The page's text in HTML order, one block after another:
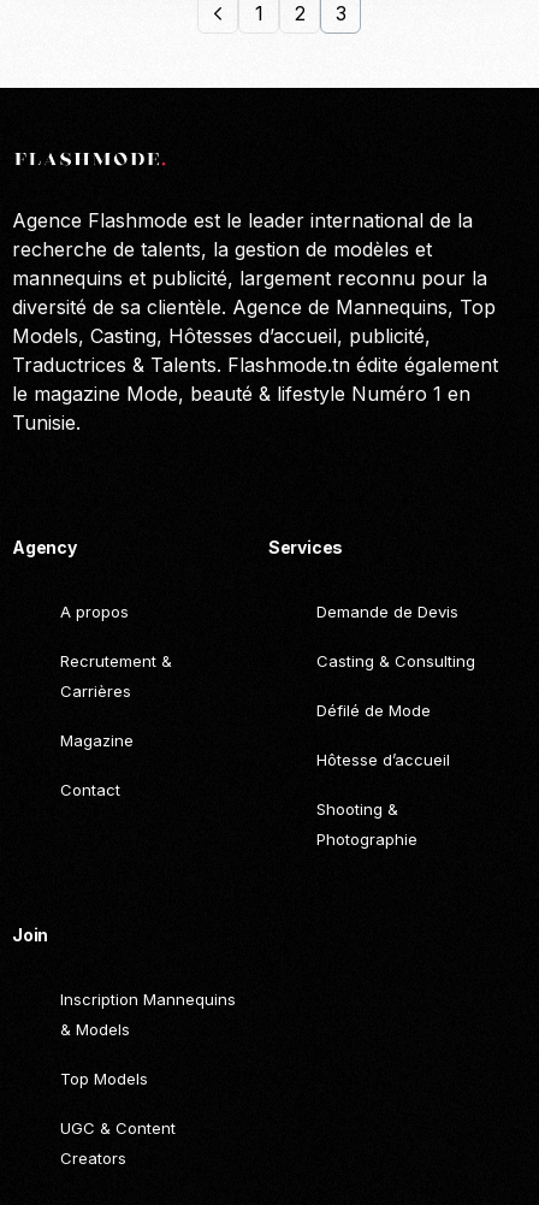
1 2 3
Agence Flashmode est le leader international de la
recherche de talents, la gestion de modèles et
mannequins et publicité, largement reconnu pour la
diversité de sa clientèle. Agence de Mannequins, Top
Models, Casting, Hôtesses d’accueil, publicité,
Traductrices & Talents. Flashmode.tn édite également
le magazine Mode, beauté & lifestyle Numéro 1 en
Tunisie.
Agency
A propos
Recrutement &
Carrières
Magazine
Contact
Services
Demande de Devis
Casting & Consulting
Défilé de Mode
Hôtesse d’accueil
Shooting &
Photographie
Join
Inscription Mannequins
& Models
Top Models
UGC & Content
Creators